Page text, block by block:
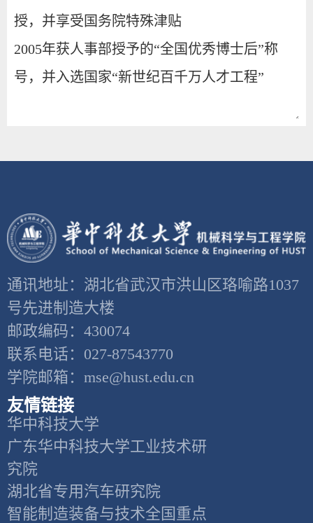
通讯地址：湖北省武汉市洪山区珞喻路1037
号先进制造大楼
邮政编码：430074
联系电话：027-87543770
学院邮箱：mse@hust.edu.cn
友情链接
华中科技大学
广东华中科技大学工业技术研
究院
湖北省专用汽车研究院
智能制造装备与技术全国重点